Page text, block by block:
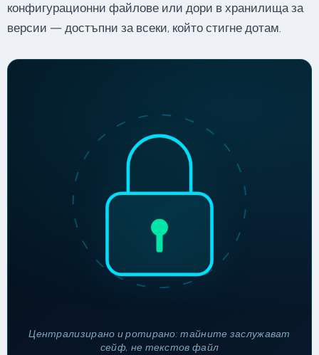
конфигурационни файлове или дори в хранилища за
версии — достъпни за всеки, който стигне дотам.
Централизирано и ротирано: тайните заслужават
сейф, не текстов файл